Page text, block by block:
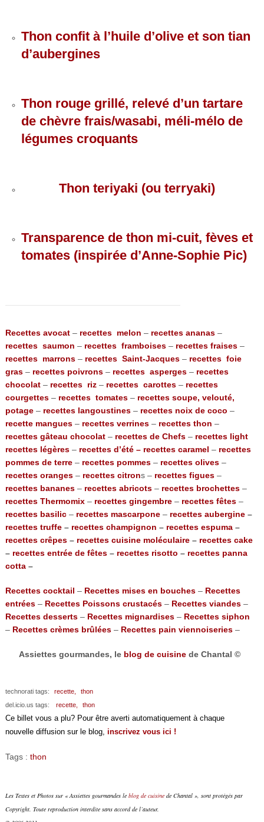
Thon confit à l’huile d’olive et son tian
d’aubergines
Thon rouge grillé, relevé d’un tartare
de chèvre frais/wasabi, méli-mélo de
légumes croquants
Thon teriyaki (ou terryaki)
Transparence de thon mi-cuit, fèves et
tomates (inspirée d’Anne-Sophie Pic)
Recettes avocat– recettes melon – recettes ananas–
recettes saumon – recettes framboises– recettes fraises–
recettes marrons– recettes Saint-Jacques– recettes foie
gras–recettes poivrons– recettes asperges – recettes
chocolat– recettes riz– recettes carottes– recettes
courgettes– recettes tomates– recettes soupe, velouté,
potage– recettes langoustines–recettes noix de coco –
recette mangues– recettes verrines– recettes thon –
recettes gâteau chocolat– recettes de Chefs– recettes light
recettes légères– recettes d’été –recettes caramel – recettes
pommes de terre– recettes pommes– recettes olives–
recettes oranges– recettes citrons – recettes figues–
recettes bananes– recettes abricots– recettes brochettes–
recettes Thermomix– recettes gingembre– recettes fêtes–
recettes basilic– recettes mascarpone– recettes aubergine–
recettes truffe– recettes champignon – recettes espuma–
recettes crêpes– recettes cuisine moléculaire– recettes cake
– recettes entrée de fêtes– recettes risotto – recettes panna
cotta–
Recettes cocktail – Recettes mises en bouches– Recettes
entrées– Recettes Poissons crustacés– Recettes viandes–
Recettes desserts– Recettes mignardises– Recettes siphon
– Recettes crèmes brûlées– Recettes pain viennoiseries–
Assiettes gourmandes, le blog de cuisinede Chantal ©
technorati tags: recette,
thon
del.icio.us tags:
recette, thon
Ce billet vous a plu? Pour être averti automatiquement à chaque
nouvelle diffusion sur le blog, inscrivez vous ici !
Tags : thon
Les Textes et Photos sur « Assiettes gourmandes le blog de cuisinede Chantal », sont protégés par
Copyright. Toute reproduction interdite sans accord de l’auteur.